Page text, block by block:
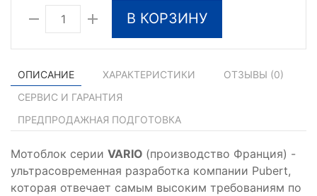
В КОРЗИНУ
ОПИСАНИЕ ХАРАКТЕРИСТИКИ ОТЗЫВЫ (0)
СЕРВИС И ГАРАНТИЯ
ПРЕДПРОДАЖНАЯ ПОДГОТОВКА
Мотоблок серии VARIO (производство Франция) -
ультрасовременная разработка компании Pubert,
которая отвечает самым высоким требованиям по